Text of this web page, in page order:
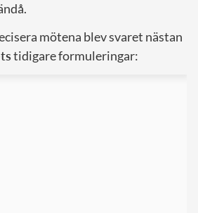
mötena blev svaret nästan
tidigare formuleringar: